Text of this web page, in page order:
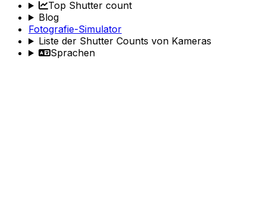
Top Shutter count
Blog
Fotografie-Simulator
Liste der Shutter Counts von Kameras
Sprachen